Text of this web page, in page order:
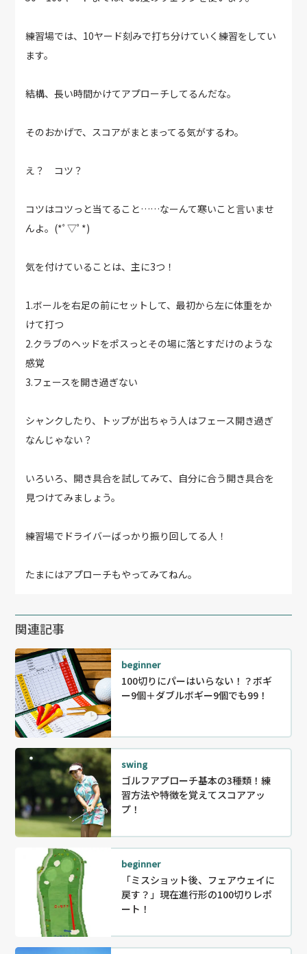
練習場では、10ヤード刻みで打ち分けていく練習をしてい
ます。
結構、長い時間かけてアプローチしてるんだな。
そのおかげで、スコアがまとまってる気がするわ。
え？ コツ？
コツはコツっと当てること……なーんて寒いこと言いませ
んよ。(*ﾟ▽ﾟ*)
気を付けていることは、主に3つ！
1.ボールを右足の前にセットして、最初から左に体重をか
けて打つ
2.クラブのヘッドをポスっとその場に落とすだけのような
感覚
3.フェースを開き過ぎない
シャンクしたり、トップが出ちゃう人はフェース開き過ぎ
なんじゃない？
いろいろ、開き具合を試してみて、自分に合う開き具合を
見つけてみましょう。
練習場でドライバーばっかり振り回してる人！
たまにはアプローチもやってみてねん。
関連記事
beginner
100切りにパーはいらない！？ボギ
ー9個＋ダブルボギー9個でも99！
swing
ゴルフアプローチ基本の3種類！練
習方法や特徴を覚えてスコアアッ
プ！
beginner
「ミスショット後、フェアウェイに
戻す？」現在進行形の100切りレポ
ート！